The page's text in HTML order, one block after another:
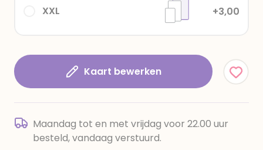
XXL +3,00
Kaart bewerken
Maandag tot en met vrijdag voor 22.00 uur
besteld, vandaag verstuurd.